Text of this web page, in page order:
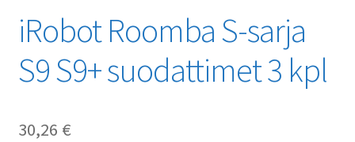
iRobot Roomba S-sarja
S9 S9+ suodattimet 3 kpl
30,26 €